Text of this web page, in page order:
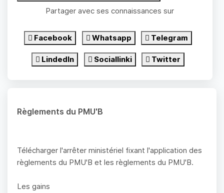
Partager avec ses connaissances sur
Facebook Whatsapp Telegram
LindedIn Sociallinki Twitter
Règlements du PMU'B
Télécharger l'arrêter ministériel fixant l'application des
règlements du PMU'B et les règlements du PMU'B.
Les gains